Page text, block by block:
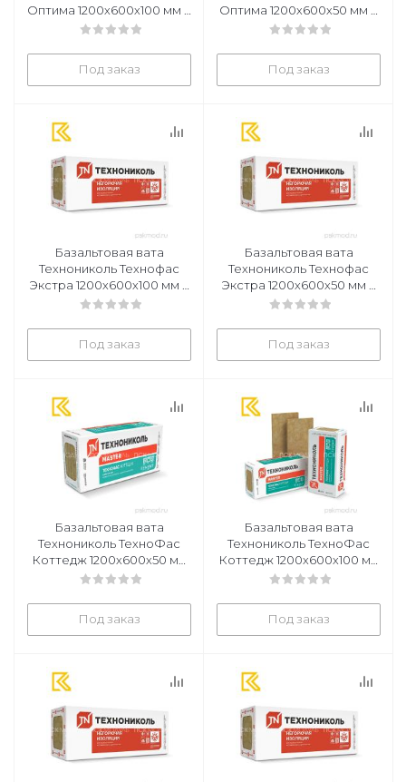
Оптима 1200х600х100 мм 4
плиты в уп
Под заказ
Оптима 1200х600х50 мм 6
плит в уп
Под заказ
Базальтовая вата
Технониколь Технофас
Экстра 1200х600х100 мм 3
плиты в уп
Под заказ
Базальтовая вата
Технониколь Технофас
Экстра 1200х600х50 мм 6
плит в уп
Под заказ
Базальтовая вата
Технониколь ТехноФас
Коттедж 1200х600х50 мм
6 плит в уп
Под заказ
Базальтовая вата
Технониколь ТехноФас
Коттедж 1200х600х100 мм
3 плиты в уп
Под заказ